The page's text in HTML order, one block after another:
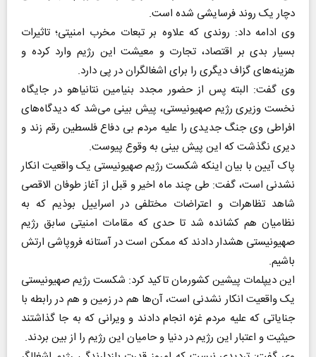
دچار یک روند فرسایشی شده است.
وی ادامه داد: روندی که علاوه بر تبعات مخرب امنیتی؛ تاثیرات
بسیار بدی بر اقتصاد، تجارت و معیشت این رژیم وارد کرده و
هزینه‌های گزاف دیگری را برای اشغالگران در پی دارد.
وی گفت: البته پس از حضور مجدد بنیامین نتانیاهو در جایگاه
نخست وزیری رژیم صهیونیستی، پیش بینی می‌شد که دیدگاه‌های
افراطی وی جنگ جدیدی را علیه مردم بی دفاع فلسطین رقم زند و
دیری نگذشت که این پیش بینی به وقوع پیوست.
پاک آیین با بیان اینکه شکست رژیم صهیونیستی یک واقعیت انکار
نشدنی است، گفت: طی چند ماه اخیر و قبل از آغاز طوفان الاقصی
شاهد تظاهرات و اعتراضات مختلفی در اسراییل بوذیم که به
نظامیان هم کشانده شد تا حدی که مقامات امنیتی سابق رژیم
صهیونیستی هشدار دادند که ممکن است در آستانه فروپاشی ارتش
باشیم.
این دیپلمات پیشین کشورمان تاکید کرد: شکست رژیم صهیونیستی
یک واقعیت انکار نشدنی است، آن‌ها هم در زمین و هم در رابطه با
جنایاتی که علیه مردم غزه انجام دادند و ویرانی که به جا گذاشتند
حیثیت و اعتبار این رژیم در دنیا و حامیان این رژیم را از بین بردند.